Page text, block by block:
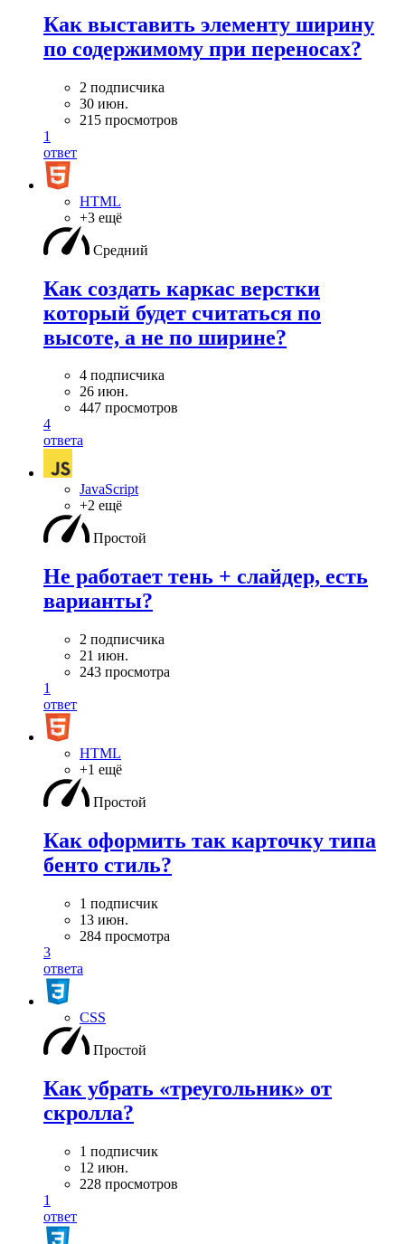
Как выставить элементу ширину
по содержимому при переносах?
2 подписчика
30 июн.
215 просмотров
1
ответ
HTML
+3 ещё
Средний
Как создать каркас верстки
который будет считаться по
высоте, а не по ширине?
4 подписчика
26 июн.
447 просмотров
4
ответа
JavaScript
+2 ещё
Простой
Не работает тень + слайдер, есть
варианты?
2 подписчика
21 июн.
243 просмотра
1
ответ
HTML
+1 ещё
Простой
Как оформить так карточку типа
бенто стиль?
1 подписчик
13 июн.
284 просмотра
3
ответа
CSS
Простой
Как убрать «треугольник» от
скролла?
1 подписчик
12 июн.
228 просмотров
1
ответ